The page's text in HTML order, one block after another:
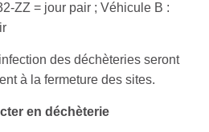
ZZ = jour pair ; Véhicule B :
des déchèteries seront
à la fermeture des sites.
en déchèterie